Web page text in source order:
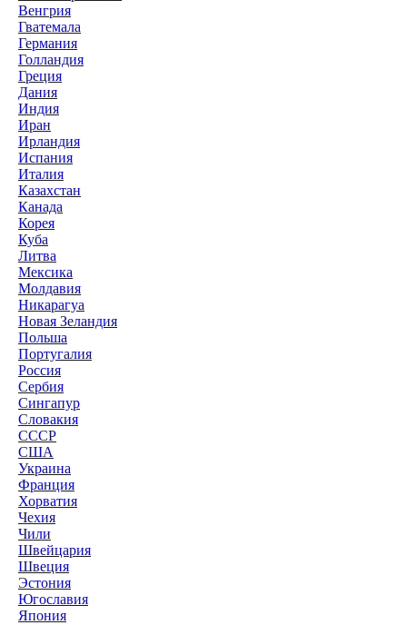
Венгрия
Гватемала
Германия
Голландия
Греция
Дания
Индия
Иран
Ирландия
Испания
Италия
Казахстан
Канада
Корея
Куба
Литва
Мексика
Молдавия
Никарагуа
Новая Зеландия
Польша
Португалия
Россия
Сербия
Сингапур
Словакия
СССР
США
Украина
Франция
Хорватия
Чехия
Чили
Швейцария
Швеция
Эстония
Югославия
Япония